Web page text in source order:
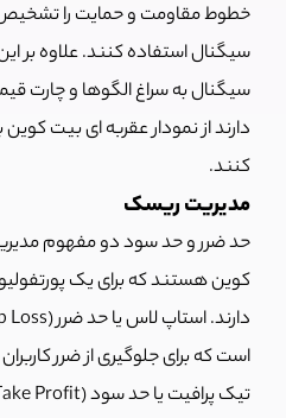
خطوط مقاومت و حمایت را تشخیص
سیگنال استفاده کنند. علاوه بر
سیگنال به سراغ الگوها و چارت
دارند از نمودار عقربه ای بیت
کنند.
مدیریت ریسک
حد ضرر و حد سود دو مفهوم
کوین هستند که برای یک
است که برای جلوگیری از ضرر